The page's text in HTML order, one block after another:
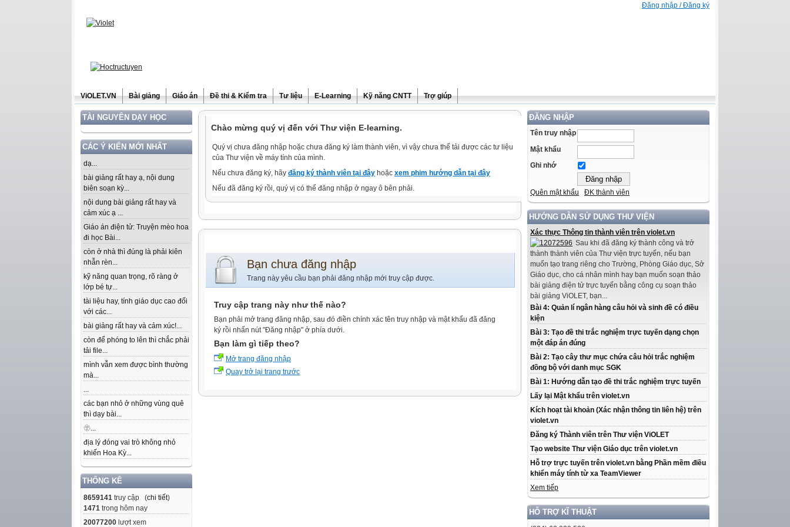
Đăng nhập / Đăng ký
ViOLET.VN Bài giảng Giáo án Đề thi & Kiểm tra Tư liệu E-Learning Kỹ năng CNTT Trợ giúp
TÀI NGUYÊN DẠY HỌC
CÁC Ý KIẾN MỚI NHẤT
dạ...
bài giảng rất hay ạ, nội dung
biên soạn kỳ...
nội dung bài giảng rất hay và
cảm xúc ạ ...
Giáo án điện tử: Truyện mèo hoa
đi học Bài...
còn ở nhà thì đúng là phải kiên
nhẫn rèn...
kỹ năng quan trọng, rõ ràng ở
lớp bé tự...
tài liệu hay, tính giáo dục cao đối
với các...
bài giảng rất hay và cảm xúc!...
còn để phóng to lên thì chắc phải
tải file...
mình vẫn xem được bình thường
mà...
...
các bạn nhỏ ở những vùng quê
thì dạy bài...
🫥...
địa lý đóng vai trò không nhỏ
khiến Hoa Kỳ...
THỐNG KÊ
8659141 truy cập (chi tiết)
1471 trong hôm nay
20077200 lượt xem
ĐĂNG NHẬP
Tên truy nhập
Mật khẩu
Ghi nhớ
Quên mật khẩu ĐK thành viên
HƯỚNG DẪN SỬ DỤNG THƯ VIỆN
Xác thực Thông tin thành viên trên violet.vn
Sau khi đã đăng ký thành công và trở
thành thành viên của Thư viện trực tuyến, nếu bạn
muốn tạo trang riêng cho Trường, Phòng Giáo dục, Sở
Giáo dục, cho cá nhân mình hay bạn muốn soạn thảo
bài giảng điện tử trực tuyến bằng công cụ soạn thảo
bài giảng ViOLET, bạn...
Bài 4: Quản lí ngân hàng câu hỏi và sinh đề có điều
kiện
Bài 3: Tạo đề thi trắc nghiệm trực tuyến dạng chọn
một đáp án đúng
Bài 2: Tạo cây thư mục chứa câu hỏi trắc nghiệm
đồng bộ với danh mục SGK
Bài 1: Hướng dẫn tạo đề thi trắc nghiệm trực tuyến
Lấy lại Mật khẩu trên violet.vn
Kích hoạt tài khoản (Xác nhận thông tin liên hệ) trên
violet.vn
Đăng ký Thành viên trên Thư viện ViOLET
Tạo website Thư viện Giáo dục trên violet.vn
Hỗ trợ trực tuyến trên violet.vn bằng Phần mềm điều
khiển máy tính từ xa TeamViewer
Xem tiếp
HỖ TRỢ KĨ THUẬT
Chào mừng quý vị đến với Thư viện E-learning.
Quý vị chưa đăng nhập hoặc chưa đăng ký làm thành viên, vì vậy chưa thể tải được các tư liệu
của Thư viện về máy tính của mình.
Nếu chưa đăng ký, hãy đăng ký thành viên tại đây hoặc xem phim hướng dẫn tại đây
Nếu đã đăng ký rồi, quý vị có thể đăng nhập ở ngay ô bên phải.
Bạn chưa đăng nhập
Trang này yêu cầu bạn phải đăng nhập mới truy cập được.
Truy cập trang này như thế nào?
Bạn phải mở trang đăng nhập, sau đó điền chính xác tên truy nhập và mật khẩu đã đăng
ký rồi nhấn nút "Đăng nhập" ở phía dưới.
Bạn làm gì tiếp theo?
Mở trang đăng nhập
Quay trở lại trang trước